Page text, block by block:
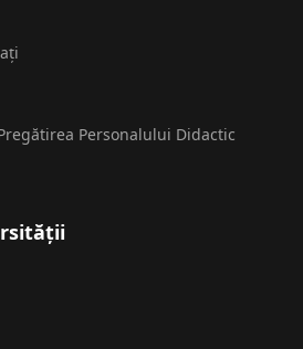
Personalului Didactic